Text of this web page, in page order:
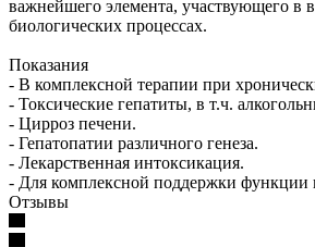
важнейшего элемента, участвующего в
биологических процессах.
Показания
- В комплексной терапии при
- Токсические гепатиты, в т.ч.
- Цирроз печени.
- Гепатопатии различного генеза.
- Лекарственная интоксикация.
- Для комплексной поддержки функции
Отзывы